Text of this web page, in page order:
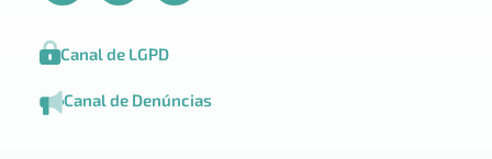
Canal de LGPD
Canal de Denúncias